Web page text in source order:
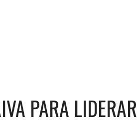
PARA LIDERAR